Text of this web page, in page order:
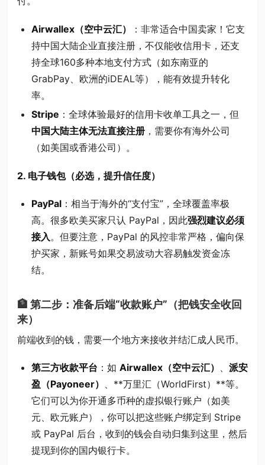
Airwallex（空中云汇）
：非常适合中国卖家！它支
持中国大陆企业直接注册，不仅能收信用卡，还支
持全球160多种本地支付方式（如东南亚的
GrabPay、欧洲的iDEAL等），能有效提升转化
率。
Stripe ：全球体验最好的信用卡收单工具之一，但
中国大陆主体无法直接注册，需要你有海外公司
（如美国或香港公司）。
2. 电子钱包（必选，提升信任度）
PayPal：相当于海外的“支付宝”，全球覆盖率极
高。很多欧美买家只认 PayPal，因此强烈建议必须
接入 。但要注意，PayPal 的风控非常严格，偏向保
护买家，新账号如果交易波动大容易触发资金冻
结。
🏦 第二步：准备后端“收款账户”（把钱安全收回
来）
前端收到的钱，需要一个地方来接收并结汇成人民币。
第三方收款平台 ：如 Airwallex（空中云汇） 、 派安
盈（Payoneer） 、**万里汇（WorldFirst）**等。
它们可以为你开通多币种的虚拟银行账户（如美
元、欧元账户），你可以把这些账户绑定到 Stripe
或 PayPal 后台，收到的钱会自动归集到这里，然后
提现到你的国内银行卡。